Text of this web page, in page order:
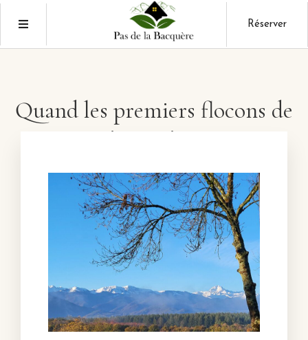
Réserver
Quand les premiers flocons de
neige arrivent.​